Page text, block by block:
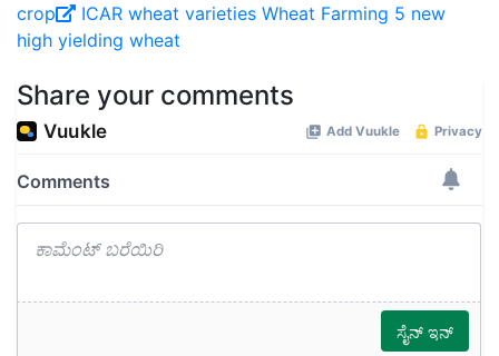
crop ICAR wheat varieties Wheat Farming 5 new
high yielding wheat
Share your comments